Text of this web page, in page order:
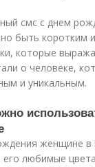
смс с днем
быть коротким
которые
о человеке,
и уникальным.
женщине
его любимые